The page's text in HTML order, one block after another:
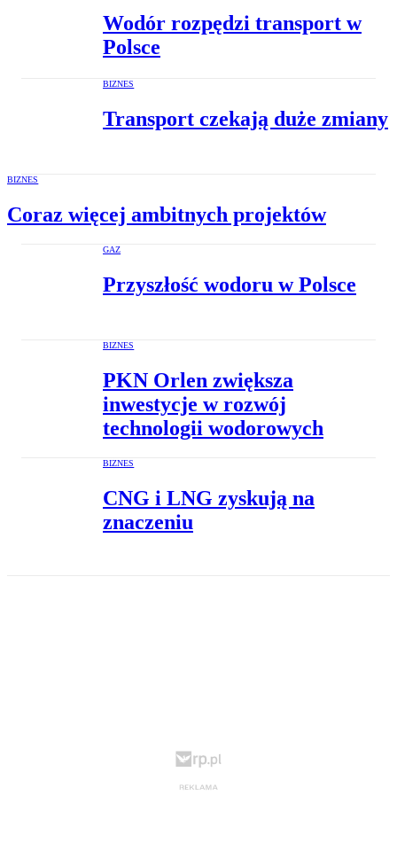
Wodór rozpędzi transport w
Polsce
BIZNES
Transport czekają duże zmiany
BIZNES
Coraz więcej ambitnych projektów
GAZ
Przyszłość wodoru w Polsce
BIZNES
PKN Orlen zwiększa
inwestycje w rozwój
technologii wodorowych
BIZNES
CNG i LNG zyskują na
znaczeniu